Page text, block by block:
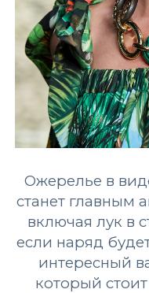
Ожерелье в
станет главным
включая лук в
если наряд
интересный
который